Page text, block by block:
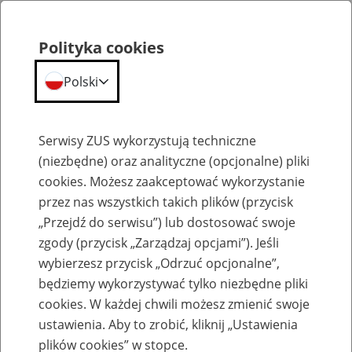
Komunikaty
Polityka cookies
Polski
Serwisy ZUS wykorzystują techniczne
(niezbędne) oraz analityczne (opcjonalne) pliki
cookies. Możesz zaakceptować wykorzystanie
przez nas wszystkich takich plików (przycisk
„Przejdź do serwisu”) lub dostosować swoje
zgody (przycisk „Zarządzaj opcjami”). Jeśli
wybierzesz przycisk „Odrzuć opcjonalne”,
będziemy wykorzystywać tylko niezbędne pliki
cookies. W każdej chwili możesz zmienić swoje
ustawienia. Aby to zrobić, kliknij „Ustawienia
plików cookies” w stopce.